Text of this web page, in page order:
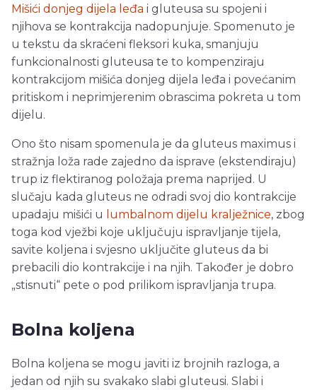
Mišići donjeg dijela leđa i gluteusa su spojeni i
njihova se kontrakcija nadopunjuje. Spomenuto je
u tekstu da skraćeni fleksori kuka, smanjuju
funkcionalnosti gluteusa te to kompenziraju
kontrakcijom mišića donjeg dijela leđa i povećanim
pritiskom i neprimjerenim obrascima pokreta u tom
dijelu.
Ono što nisam spomenula je da gluteus maximus i
stražnja loža rade zajedno da isprave (ekstendiraju)
trup iz flektiranog položaja prema naprijed. U
slučaju kada gluteus ne odradi svoj dio kontrakcije
upadaju mišići u
lumbalnom dijelu kralježnice, zbog
toga kod vježbi koje uključuju ispravljanje tijela,
savite koljena i svjesno uključite gluteus da bi
prebacili dio kontrakcije i na njih. Također je dobro
„stisnuti“ pete o pod prilikom ispravljanja trupa.
Bolna koljena
Bolna koljena se mogu javiti iz brojnih razloga, a
jedan od njih su svakako slabi gluteusi. Slabi i